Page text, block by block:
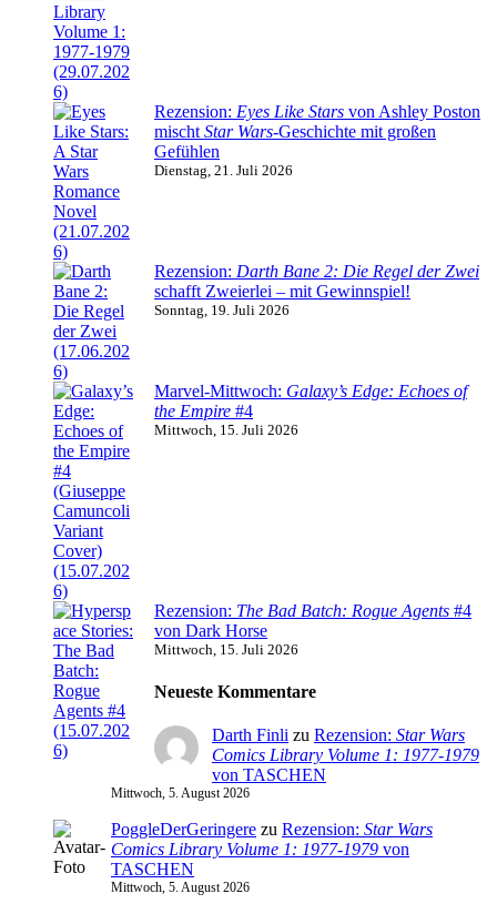
Rezension: Eyes Like Stars von Ashley Poston
mischt Star Wars-Geschichte mit großen
Gefühlen
Dienstag, 21. Juli 2026
Rezension: Darth Bane 2: Die Regel der Zwei
schafft Zweierlei – mit Gewinnspiel!
Sonntag, 19. Juli 2026
Marvel-Mittwoch: Galaxy’s Edge: Echoes of
the Empire #4
Mittwoch, 15. Juli 2026
Rezension: The Bad Batch: Rogue Agents #4
von Dark Horse
Mittwoch, 15. Juli 2026
Neueste Kommentare
Darth Finli zu Rezension: Star Wars
Comics Library Volume 1: 1977-1979
von TASCHEN
Mittwoch, 5. August 2026
PoggleDerGeringere zu Rezension: Star Wars
Comics Library Volume 1: 1977-1979 von
TASCHEN
Mittwoch, 5. August 2026